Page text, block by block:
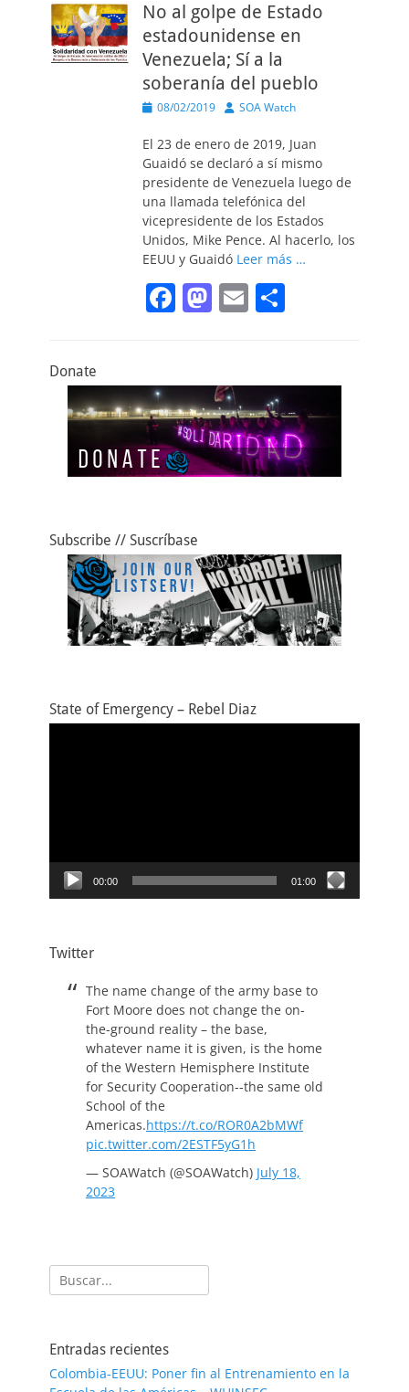
e
b
o
o
k
o
d
o
n
l p
ar
tir
No al golpe de Estado
estadounidense en
Venezuela; Sí a la
soberanía del pueblo
Publicado
08/02/2019 AutorSOA Watch
El 23 de enero de 2019, Juan
Guaidó se declaró a sí mismo
presidente de Venezuela luego de
una llamada telefónica del
vicepresidente de los Estados
Unidos, Mike Pence. Al hacerlo, los
EEUU y Guaidó Leer más …
F
e
b
o
o
M
o
d
o
n
E
l p
ar
tir
Donate
Subscribe // Suscríbase
State of Emergency – Rebel Diaz
00:00 01:00
Twitter
The name change of the army base to
Fort Moore does not change the on-
the-ground reality – the base,
whatever name it is given, is the home
of the Western Hemisphere Institute
for Security Cooperation--the same old
School of the
Americas.https://t.co/ROR0A2bMWf
pic.twitter.com/2ESTF5yG1h
— SOAWatch (@SOAWatch) July 18,
2023
Buscar:
Entradas recientes
Colombia-EEUU: Poner fin al Entrenamiento en la